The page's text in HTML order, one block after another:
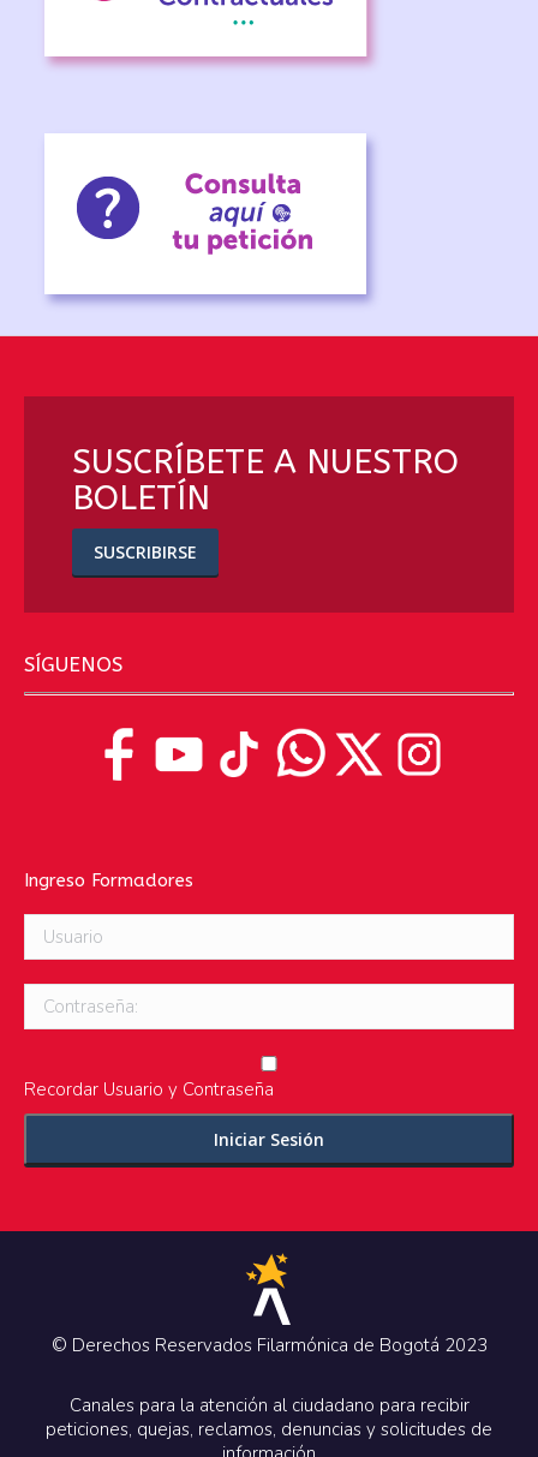
SUSCRÍBETE A NUESTRO
BOLETÍN
SUSCRIBIRSE
SÍGUENOS
Ingreso Formadores
Usuario
Contraseña:
Recordar Usuario y Contraseña
© Derechos Reservados Filarmónica de Bogotá 2023
Canales para la atención al ciudadano para recibir
peticiones, quejas, reclamos, denuncias y solicitudes de